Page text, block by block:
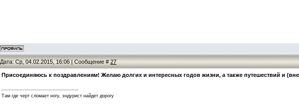
Дата: Ср, 04.02.2015, 16:06 | Сообщение # 27
Присоединяюсь к поздравлениям! Желаю долгих и интересных годов жизни, а также путешествий и
Там где черт сломает ногу, эндурист найдет дорогу